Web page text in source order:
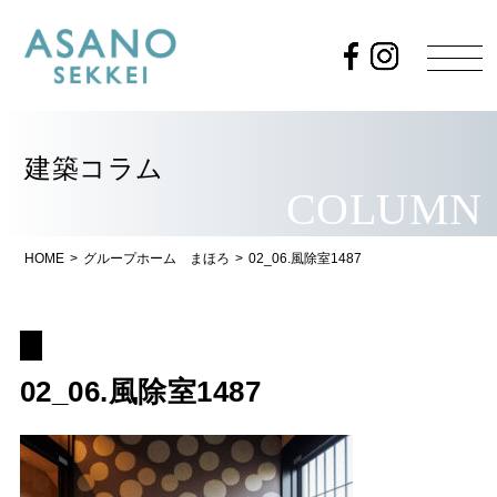
建築コラム
COLUMN
HOME > グループホーム まほろ > 02_06.風除室1487
02_06.風除室1487